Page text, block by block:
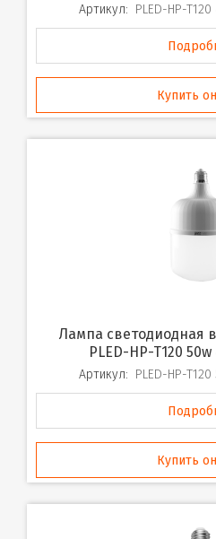
Артикул: PLED-HP-
Купить
Лампа светодиодная высокой мощности
PLED-HP-T120
Артикул: PLED-HP-
Купить